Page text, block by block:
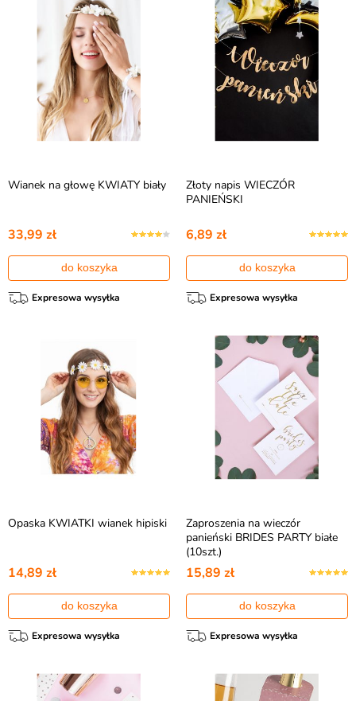
Wianek na głowę KWIATY biały
33,99 zł
do koszyka
Expresowa wysyłka
Złoty napis WIECZÓR
PANIEŃSKI
6,89 zł
do koszyka
Expresowa wysyłka
Opaska KWIATKI wianek hipiski
14,89 zł
do koszyka
Expresowa wysyłka
Zaproszenia na wieczór
panieński BRIDES PARTY białe
(10szt.)
15,89 zł
do koszyka
Expresowa wysyłka